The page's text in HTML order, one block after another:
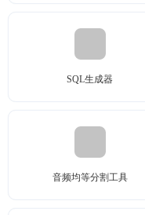
SQL生成器
音频均等分割工具